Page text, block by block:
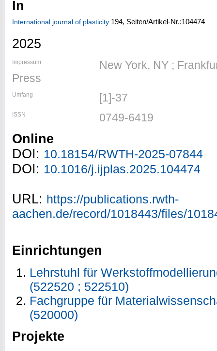
In
International journal of plasticity 194, Seiten/Artikel-Nr.:104474
2025
Impressum
New York, NY ;
Press
Umfang [1]-37
ISSN 0749-6419
Online
DOI: 10.18154/RWTH-2025-07844
DOI: 10.1016/j.ijplas.2025.104474
URL: https://publications.rwth-
aachen.de/record/1018443/files/
Einrichtungen
Lehrstuhl für
(522520 ; 522510)
Fachgruppe für
(520000)
Projekte